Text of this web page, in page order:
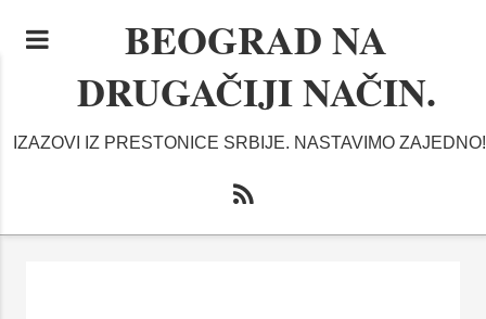
BEOGRAD NA
DRUGAČIJI NAČIN.
IZAZOVI IZ PRESTONICE SRBIJE. NASTAVIMO ZAJEDNO!